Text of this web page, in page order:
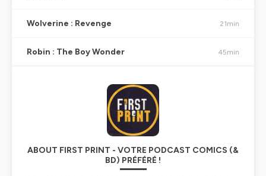
Wolverine : Revenge 21min
Robin : The Boy Wonder 45min
ABOUT FIRST PRINT - VOTRE PODCAST COMICS (&
BD) PRÉFÉRÉ !